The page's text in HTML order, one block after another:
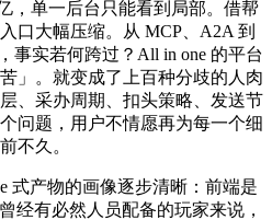
，单一后台只能看到局部。借帮
口大幅压缩。从 MCP、A2A 到
事实若何跨过？All in one 的平台
」。就变成了上百种分歧的人肉
、采办周期、扣头策略、发送节
问题，用户不情愿再为每一个细
不久。
产物的画像逐步清晰：前端是
经有必然人员配备的玩家来说，